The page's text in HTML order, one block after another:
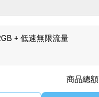
+ 低速無限流量
商品總額